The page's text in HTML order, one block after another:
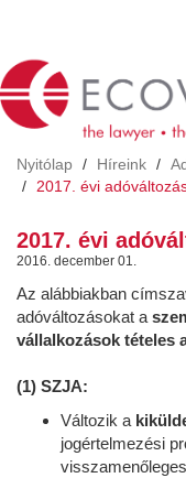
Nyitólap Híreink
2017. évi
2017. évi
2016. december 01.
Az alábbiakban
adóváltozásokat a
vállalkozások tételes
(1) SZJA:
Változik a
jogértelmezési